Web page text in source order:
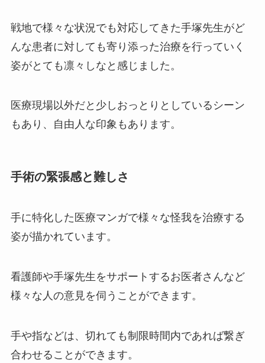
戦地で様々な状況でも対応してきた手塚先生がど
んな患者に対しても寄り添った治療を行っていく
姿がとても凛々しなと感じました。
医療現場以外だと少しおっとりとしているシーン
もあり、自由人な印象もあります。
手術の緊張感と難しさ
手に特化した医療マンガで様々な怪我を治療する
姿が描かれています。
看護師や手塚先生をサポートするお医者さんなど
様々な人の意見を伺うことができます。
手や指などは、切れても制限時間内であれば繋ぎ
合わせることができます。